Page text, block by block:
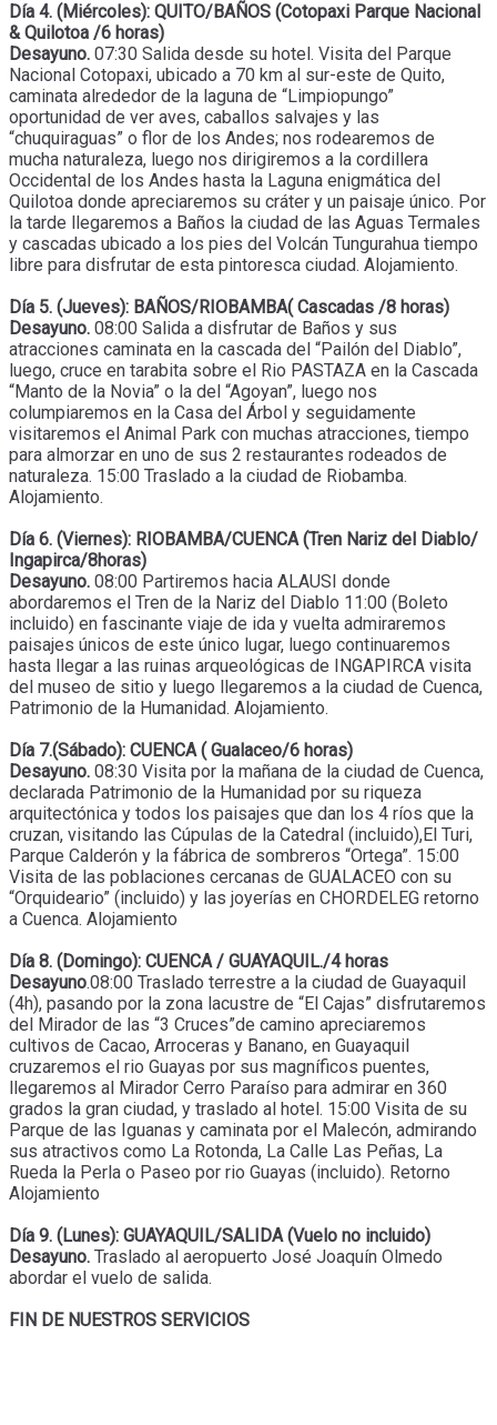
Día 4. (Miércoles): QUITO/BAÑOS (Cotopaxi Parque Nacional
& Quilotoa /6 horas)
Desayuno. 07:30 Salida desde su hotel. Visita del Parque
Nacional Cotopaxi, ubicado a 70 km al sur-este de Quito,
caminata alrededor de la laguna de “Limpiopungo”
oportunidad de ver aves, caballos salvajes y las
“chuquiraguas” o flor de los Andes; nos rodearemos de
mucha naturaleza, luego nos dirigiremos a la cordillera
Occidental de los Andes hasta la Laguna enigmática del
Quilotoa donde apreciaremos su cráter y un paisaje único. Por
la tarde llegaremos a Baños la ciudad de las Aguas Termales
y cascadas ubicado a los pies del Volcán Tungurahua tiempo
libre para disfrutar de esta pintoresca ciudad. Alojamiento.
Día 5. (Jueves): BAÑOS/RIOBAMBA( Cascadas /8 horas)
Desayuno. 08:00 Salida a disfrutar de Baños y sus
atracciones caminata en la cascada del “Pailón del Diablo”,
luego, cruce en tarabita sobre el Rio PASTAZA en la Cascada
“Manto de la Novia” o la del “Agoyan”, luego nos
columpiaremos en la Casa del Árbol y seguidamente
visitaremos el Animal Park con muchas atracciones, tiempo
para almorzar en uno de sus 2 restaurantes rodeados de
naturaleza. 15:00 Traslado a la ciudad de Riobamba.
Alojamiento.
Día 6. (Viernes): RIOBAMBA/CUENCA (Tren Nariz del Diablo/
Ingapirca/8horas)
Desayuno. 08:00 Partiremos hacia ALAUSI donde
abordaremos el Tren de la Nariz del Diablo 11:00 (Boleto
incluido) en fascinante viaje de ida y vuelta admiraremos
paisajes únicos de este único lugar, luego continuaremos
hasta llegar a las ruinas arqueológicas de INGAPIRCA visita
del museo de sitio y luego llegaremos a la ciudad de Cuenca,
Patrimonio de la Humanidad. Alojamiento.
Día 7.(Sábado): CUENCA ( Gualaceo/6 horas)
Desayuno. 08:30 Visita por la mañana de la ciudad de Cuenca,
declarada Patrimonio de la Humanidad por su riqueza
arquitectónica y todos los paisajes que dan los 4 ríos que la
cruzan, visitando las Cúpulas de la Catedral (incluido),El Turi,
Parque Calderón y la fábrica de sombreros “Ortega”. 15:00
Visita de las poblaciones cercanas de GUALACEO con su
“Orquideario” (incluido) y las joyerías en CHORDELEG retorno
a Cuenca. Alojamiento
Día 8. (Domingo): CUENCA / GUAYAQUIL./4 horas
Desayuno.08:00 Traslado terrestre a la ciudad de Guayaquil
(4h), pasando por la zona lacustre de “El Cajas” disfrutaremos
del Mirador de las “3 Cruces”de camino apreciaremos
cultivos de Cacao, Arroceras y Banano, en Guayaquil
cruzaremos el rio Guayas por sus magníficos puentes,
llegaremos al Mirador Cerro Paraíso para admirar en 360
grados la gran ciudad, y traslado al hotel. 15:00 Visita de su
Parque de las Iguanas y caminata por el Malecón, admirando
sus atractivos como La Rotonda, La Calle Las Peñas, La
Rueda la Perla o Paseo por rio Guayas (incluido). Retorno
Alojamiento
Día 9. (Lunes): GUAYAQUIL/SALIDA (Vuelo no incluido)
Desayuno. Traslado al aeropuerto José Joaquín Olmedo
abordar el vuelo de salida.
FIN DE NUESTROS SERVICIOS